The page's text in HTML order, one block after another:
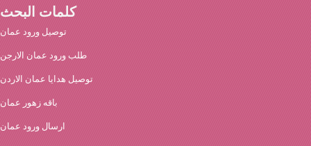
كلمات البحث
توصيل ورود عمان
طلب ورود عمان الارجن
توصيل هدايا عمان الاردن
باقه زهور عمان
ارسال ورود عمان